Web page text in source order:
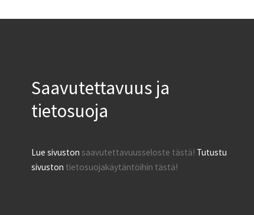
Saavutettavuus ja
tietosuoja
Lue sivuston saavutettavuusseloste tästä! Tutustu
sivuston tietosuojakäytäntöihin tästä!